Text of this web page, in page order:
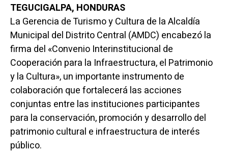
TEGUCIGALPA, HONDURAS
La Gerencia de Turismo y Cultura de la Alcaldía
Municipal del Distrito Central (AMDC) encabezó la
firma del «Convenio Interinstitucional de
Cooperación para la Infraestructura, el Patrimonio
y la Cultura», un importante instrumento de
colaboración que fortalecerá las acciones
conjuntas entre las instituciones participantes
para la conservación, promoción y desarrollo del
patrimonio cultural e infraestructura de interés
público.